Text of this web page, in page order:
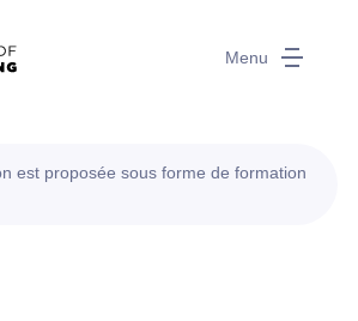
Menu
est proposée sous forme de formation